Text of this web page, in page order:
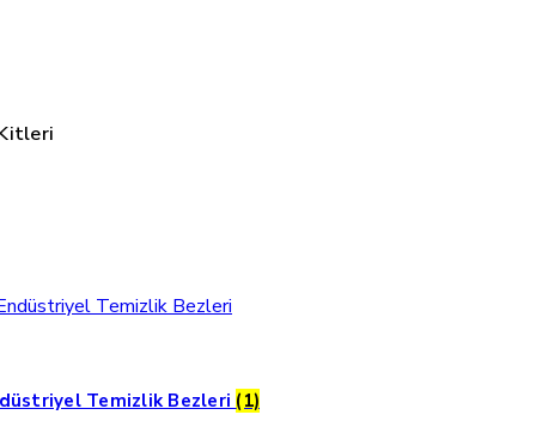
Temizlik Bezleri (1)